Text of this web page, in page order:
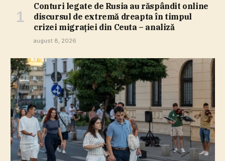
Conturi legate de Rusia au răspândit online
discursul de extremă dreapta în timpul
crizei migraţiei din Ceuta – analiză
august 8, 2026